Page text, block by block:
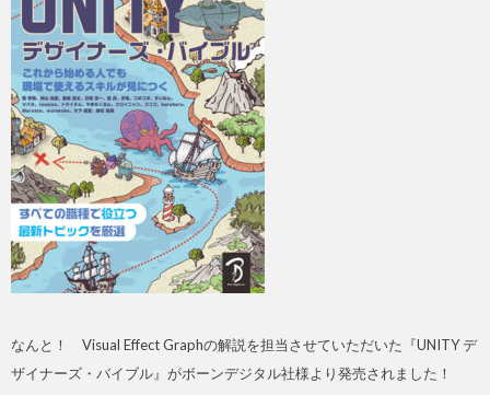
なんと！ Visual Effect Graphの解説を担当させていただいた『UNITY デ
ザイナーズ・バイブル』がボーンデジタル社様より発売されました！